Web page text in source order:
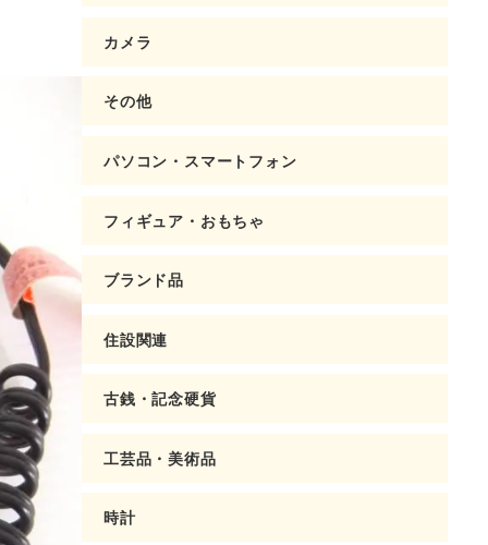
カメラ
その他
パソコン・スマートフォン
フィギュア・おもちゃ
ブランド品
住設関連
古銭・記念硬貨
工芸品・美術品
時計